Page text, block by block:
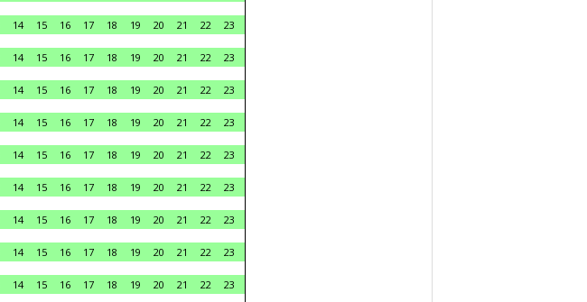
14 15 16 17 18 19 20 21 22
23
14 15 16 17 18 19 20 21 22
23
14 15 16 17 18 19 20 21 22
23
14 15 16 17 18 19 20 21 22
23
14 15 16 17 18 19 20 21 22
23
14 15 16 17 18 19 20 21 22
23
14 15 16 17 18 19 20 21 22
23
14 15 16 17 18 19 20 21 22
23
14 15 16 17 18 19 20 21 22
23